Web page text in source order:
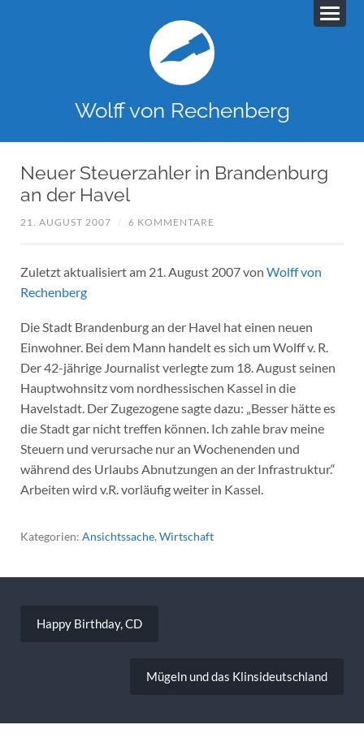
Wolff von Rechenberg
Neuer Steuerzahler in Brandenburg
an der Havel
21. AUGUST 2007 / 6 KOMMENTARE
Zuletzt aktualisiert am 21. August 2007 von Wolff von
Rechenberg
Die Stadt Brandenburg an der Havel hat einen neuen
Einwohner. Bei dem Mann handelt es sich um Wolff v. R.
Der 42-jährige Journalist verlegte zum 18. August seinen
Hauptwohnsitz vom nordhessischen Kassel in die
Havelstadt. Der Zugezogene sagte dazu: „Besser hätte es
die Stadt gar nicht treffen können. Ich zahle brav meine
Steuern und verursache nur an Wochenenden und
während des Urlaubs Abnutzungen an der Infrastruktur.“
Arbeiten wird v.R. vorläufig weiter in Kassel.
Kategorien: Ansichtssache, Wirtschaft
Happy Birthday, CD
Mügeln und das Klinsideutschland